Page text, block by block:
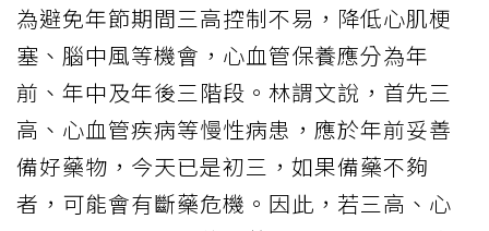
為避免年節期間三高控制不易，降低心肌梗
塞、腦中風等機會，心血管保養應分為年
前、年中及年後三階段。林謂文說，首先三
高、心血管疾病等慢性病患，應於年前妥善
備好藥物，今天已是初三，如果備藥不夠
者，可能會有斷藥危機。因此，若三高、心